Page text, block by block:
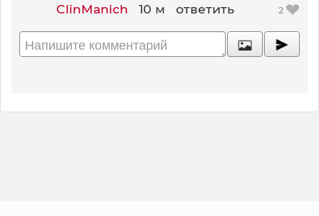
ClinManich 10 м ответить 2